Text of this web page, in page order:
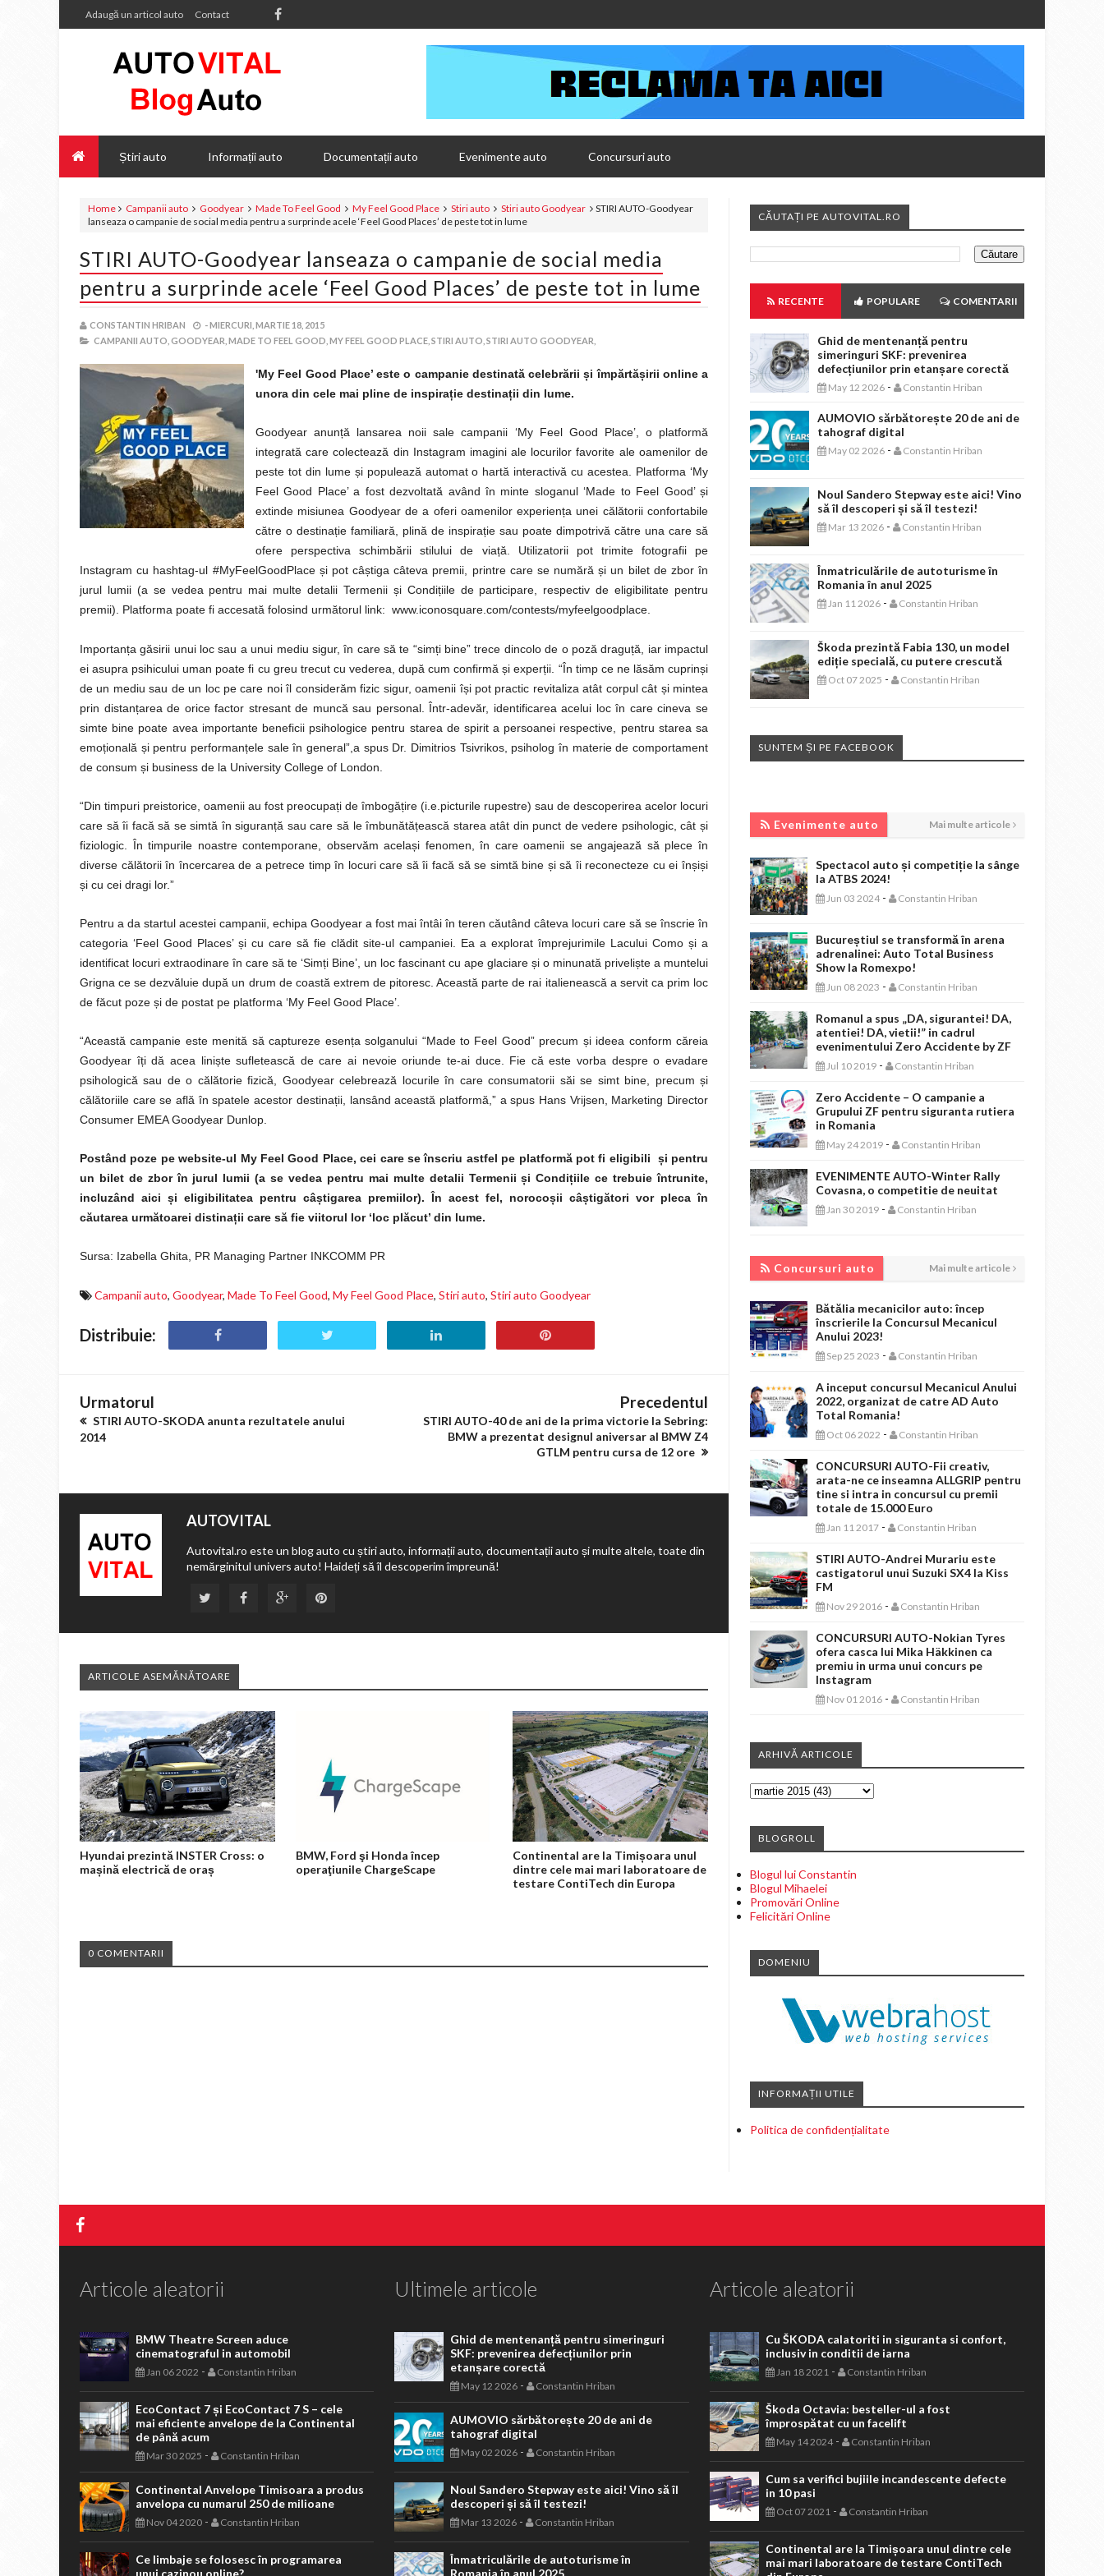
Adaugă un articol auto Contact
Știri auto Informații auto Documentații auto Evenimente auto Concursuri auto
Home Campanii auto Goodyear Made To Feel Good My Feel Good Place Stiri auto Stiri auto Goodyear
STIRI AUTO-Goodyear
lanseaza o campanie de social media pentru a surprinde acele ‘Feel Good Places’ de peste tot in lume
STIRI AUTO-Goodyear lanseaza o campanie de social media
pentru a surprinde acele ‘Feel Good Places’ de peste tot in lume
CONSTANTIN HRIBAN -MIERCURI, MARTIE 18, 2015
CAMPANII AUTO, GOODYEAR, MADE TO FEEL GOOD, MY FEEL GOOD PLACE, STIRI AUTO, STIRI AUTO GOODYEAR,
'My Feel Good Place’ este o campanie destinată celebrăriiși împărtășirii online a
unora din cele mai pline de inspirație destinații din lume.
Goodyear anunță lansarea noii sale campanii ‘My Feel Good Place’, o platformă
integrată care colectează din Instagram imagini ale locurilor favorite ale oamenilor de
peste tot din lume și populează automat o hartă interactivă cu acestea. Platforma ‘My
Feel Good Place’ a fostdezvoltată având în minte sloganul ‘Made to Feel Good’și
extinde misiunea Goodyear de a oferi oamenilor experiența unei călătorii confortabile
către o destinație familiară, plină de inspirație sau poate dimpotrivă către una care să
ofere perspectiva schimbării stilului de viață. Utilizatorii pot trimite fotografii pe
Instagram cu hashtag-ul #MyFeelGoodPlace și pot câștiga câteva premii, printre care se numărăși un bilet de zbor în
jurul lumii (a se vedea pentru mai multe detalii Termenii și Condițiile de participare, respectiv de eligibilitate pentru
premii). Platforma poate fi accesată folosind următorul link: www. iconosquare.com/contests/myfeelgoodplace.
Importanța găsirii unui loc sau a unui mediu sigur, în care să te “simți bine” trece dincolo de o poză draguță, iar impactul
ei asupra psihicului uman poate fi cu greu trecut cu vederea, după cum confirmăși experții. “În timp ce ne lăsăm cuprinși
de un mediu sau de un loc pe care noi îl considerăm fizic sigur, oamenii își pot practic revitaliza atât corpul cât și mintea
prin distanțarea de orice factor stresant de muncă sau personal. Într-adevăr, identificarea acelui loc în care cineva se
simte bine poate avea importante beneficii psihologice pentru starea de spirit a persoanei respective, pentru starea sa
emoțională și pentru performanțele sale în general”,a spus Dr. Dimitrios Tsivrikos, psiholog în materie de comportament
de consum și business de la University College of London.
“Din timpuri preistorice, oamenii au fost preocupați de îmbogățire (i.e.picturile rupestre) sau de descoperirea acelor locuri
care să îi facă să se simtă în siguranță sau care să le îmbunătățească starea atât din punct de vedere psihologic, câtși
fiziologic. În timpurile noastre contemporane, observăm același fenomen, în care oamenii se angajează să plece în
diverse călătorii în încercarea de a petrece timp în locuri care să îi facă să se simtă bine și să îi reconecteze cu ei înșiși
și cu cei dragi lor.”
Pentru a da startul acestei campanii, echipa Goodyear a fost mai întâi în teren căutând câteva locuri care să se înscrie în
categoria ‘Feel Good Places’ și cu care să fie clădit site-ul campaniei. Ea a explorat împrejurimile Lacului Como și a
identificat locuri extraodinare în care să te ‘Simți Bine’, un loc fascinant cu ape glaciare și o minunată priveliște a muntelui
Grigna ce se dezvăluie după un drum de coastă extrem de pitoresc. Această parte de rai italienească a servit ca prim loc
de făcut poze și de postat pe platforma ‘My Feel Good Place’.
“Această campanie este menită să captureze esența solganului “Made to Feel Good” precum și ideea conform căreia
Goodyear îți dă acea liniște sufletească de care ai nevoie oriunde te-ai duce. Fie că este vorba despre o evadare
psihologică sau de o călătorie fizică, Goodyear celebrează locurile în care consumatorii săi se simt bine, precum și
călătoriile care se află în spatele acestor destinații, lansând această platformă,” a spus Hans Vrijsen, Marketing Director
Consumer EMEA Goodyear Dunlop.
Postând poze pe website-ul My Feel Good Place, cei care se înscriu astfel pe platformă pot fi eligibili și pentru
un bilet de zbor în jurul lumii (a se vedea pentru mai multe detalii Termeniiși Condițiile ce trebuie întrunite,
incluzând aici și eligibilitatea pentru câștigarea premiilor). În acest fel, norocoșii câștigători vor pleca în
căutarea următoarei distinații care să fie viitorul lor ‘loc plăcut’ din lume.
Sursa: Izabella Ghita, PR Managing Partner INKCOMM PR
Campanii auto, Goodyear, Made To Feel Good, My Feel Good Place, Stiri auto, Stiri auto Goodyear
Distribuie:
Urmatorul
STIRI AUTO-SKODA anunta rezultatele anului
2014
Precedentul
STIRI AUTO-40 de ani de la prima victorie la Sebring:
BMW a prezentat designul aniversar al BMW Z4
GTLM pentru cursa de 12 ore
AUTOVITAL
Autovital.ro este un blog auto cu știri auto, informații auto, documentații auto și multe altele, toate din
nemărginitul univers auto! Haideți să îl descoperim împreună!
ARTICOLE ASEMĂNĂTOARE
Hyundai prezintă INSTER Cross: o
mașină electrică de oraș
BMW, Ford şi Honda încep
operaţiunile ChargeScape
Continental are la Timișoara unul
dintre cele mai mari laboratoare de
testare ContiTech din Europa
0 COMENTARII
CĂUTAȚI PE AUTOVITAL.RO
RECENTE POPULARE COMENTARII
Ghid de mentenanță pentru
simeringuri SKF: prevenirea
defecțiunilor prin etanșare corectă
May 12 2026 - Constantin Hriban
AUMOVIO sărbătorește 20 de ani de
tahograf digital
May 02 2026 - Constantin Hriban
Noul Sandero Stepway este aici! Vino
să îl descoperi și să îl testezi!
Mar 13 2026 - Constantin Hriban
Înmatriculările de autoturisme în
Romania în anul 2025
Jan 11 2026 - Constantin Hriban
Škoda prezintă Fabia 130, un model
ediție specială, cu putere crescută
Oct 07 2025 - Constantin Hriban
SUNTEM ȘI PE FACEBOOK
Evenimente auto Mai multe articole
Spectacol auto și competiție la sânge
la ATBS 2024!
Jun 03 2024 - Constantin Hriban
Bucureștiul se transformă în arena
adrenalinei: Auto Total Business
Show la Romexpo!
Jun 08 2023 - Constantin Hriban
Romanul a spus „DA, sigurantei! DA,
atentiei! DA, vietii!” in cadrul
evenimentului Zero Accidente by ZF
Jul 10 2019 - Constantin Hriban
Zero Accidente – O campanie a
Grupului ZF pentru siguranta rutiera
in Romania
May 24 2019 - Constantin Hriban
EVENIMENTE AUTO-Winter Rally
Covasna, o competitie de neuitat
Jan 30 2019 - Constantin Hriban
Concursuri auto Mai multe articole
Bătălia mecanicilor auto: încep
înscrierile la Concursul Mecanicul
Anului 2023!
Sep 25 2023 - Constantin Hriban
A inceput concursul Mecanicul Anului
2022, organizat de catre AD Auto
Total Romania!
Oct 06 2022 - Constantin Hriban
CONCURSURI AUTO-Fii creativ,
arata-ne ce inseamna ALLGRIP pentru
tine si intra in concursul cu premii
totale de 15.000 Euro
Jan 11 2017 - Constantin Hriban
STIRI AUTO-Andrei Murariu este
castigatorul unui Suzuki SX4 la Kiss
FM
Nov 29 2016 - Constantin Hriban
CONCURSURI AUTO-Nokian Tyres
ofera casca lui Mika Häkkinen ca
premiu in urma unui concurs pe
Instagram
Nov 01 2016 - Constantin Hriban
ARHIVĂ ARTICOLE
BLOGROLL
Blogul lui Constantin
Blogul Mihaelei
Promovări Online
Felicitări Online
DOMENIU
INFORMAȚII UTILE
Politica de confidențialitate
Articole aleatorii
BMW Theatre Screen aduce
cinematograful in automobil
Jan 06 2022 - Constantin Hriban
EcoContact 7 și EcoContact 7 S – cele
mai eficiente anvelope de la Continental
de până acum
Mar 30 2025 - Constantin Hriban
Continental Anvelope Timisoara a produs
anvelopa cu numarul 250 de milioane
Nov 04 2020 - Constantin Hriban
Ce limbaje se folosesc în programarea
unui cazinou online?
Ultimele articole
Ghid de mentenanță pentru simeringuri
SKF: prevenirea defecțiunilor prin
etanșare corectă
May 12 2026 - Constantin Hriban
AUMOVIO sărbătorește 20 de ani de
tahograf digital
May 02 2026 - Constantin Hriban
Noul Sandero Stepway este aici! Vino să îl
descoperi și să îl testezi!
Mar 13 2026 - Constantin Hriban
Înmatriculările de autoturisme în
Romania în anul 2025
Articole aleatorii
Cu ŠKODA calatoriti in siguranta si confort,
inclusiv in conditii de iarna
Jan 18 2021 - Constantin Hriban
Škoda Octavia: besteller-ul a fost
împrospătat cu un facelift
May 14 2024- Constantin Hriban
Cum sa verifici bujiile incandescente defecte
in 10 pasi
Oct 07 2021 - Constantin Hriban
Continental are la Timișoara unul dintre cele
mai mari laboratoare de testare ContiTech